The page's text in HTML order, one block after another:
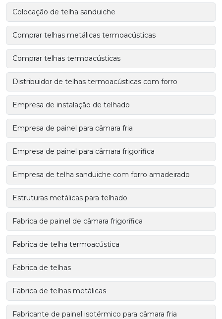
Colocação de telha sanduiche
Comprar telhas metálicas termoacústicas
Comprar telhas termoacústicas
Distribuidor de telhas termoacústicas com forro
Empresa de instalação de telhado
Empresa de painel para câmara fria
Empresa de painel para câmara frigorifica
Empresa de telha sanduiche com forro amadeirado
Estruturas metálicas para telhado
Fabrica de painel de câmara frigorífica
Fabrica de telha termoacústica
Fabrica de telhas
Fabrica de telhas metálicas
Fabricante de painel isotérmico para câmara fria